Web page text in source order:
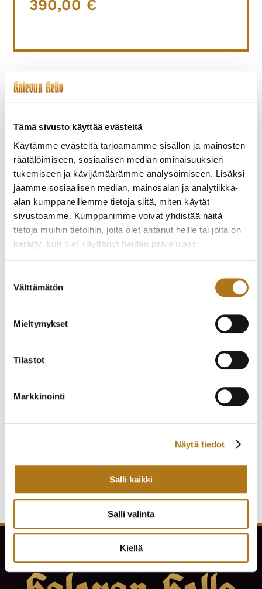
Tämä sivusto käyttää evästeitä
Käytämme evästeitä tarjoamamme sisällön ja mainosten
räätälöimiseen, sosiaalisen median ominaisuuksien
tukemiseen ja kävijämäärämme analysoimiseen. Lisäksi
jaamme sosiaalisen median, mainosalan ja analytiikka-
alan kumppaneillemme tietoja siitä, miten käytät
sivustoamme. Kumppanimme voivat yhdistää näitä
tietoja muihin tietoihin, joita olet antanut heille tai joita on
kerätty, kun olet käyttänyt heidän palvelujaan.
valinta
Välttämätön
Mieltymykset
Tilastot
Markkinointi
Näytä tiedot
Salli kaikki
Salli valinta
Kiellä
390,00 €
TUTUSTU MYÖS
ETERNA-008
340,00€
CORUM-001
BUCKINGHAM
1 950,00
ATMOSTIC-004